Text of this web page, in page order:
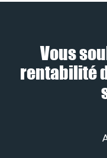
Vous
rentabilité